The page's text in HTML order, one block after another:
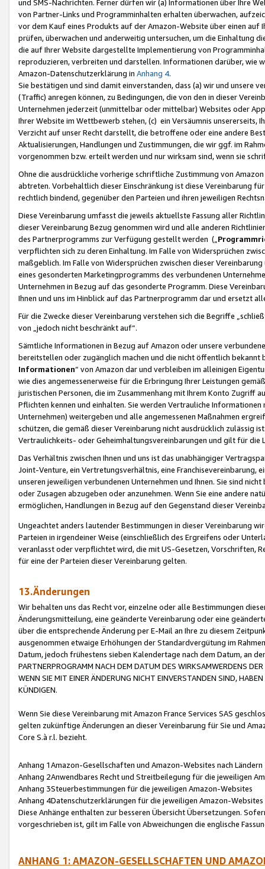
und SMS-Nachrichten. Ferner dürfen wir (a) Informationen über Ihre
von Partner-Links und Programminhalten erhalten überwachen,
vor dem Kauf eines Produkts auf der Amazon-Website über einen
prüfen, überwachen und anderweitig untersuchen, um die Einhaltung
die auf Ihrer Website dargestellte Implementierung von
reproduzieren, verbreiten und darstellen. Informationen darüber, wie
Amazon-Datenschutzerklärung in Anhang 4.
Sie bestätigen und sind damit einverstanden, dass (a) wir und
(Traffic) anregen können, zu Bedingungen, die von den in dieser
Unternehmen jederzeit (unmittelbar oder mittelbar) Websites oder
Ihrer Website im Wettbewerb stehen, (c) ein Versäumnis unsererseits,
Verzicht auf unser Recht darstellt, die betroffene oder eine andere
Aktualisierungen, Handlungen und Zustimmungen, die wir ggf. im
vorgenommen bzw. erteilt werden und nur wirksam sind, wenn sie
Ohne die ausdrückliche vorherige schriftliche Zustimmung von
abtreten. Vorbehaltlich dieser Einschränkung ist diese Vereinbarung
rechtlich bindend, gegenüber den Parteien und ihren jeweiligen
Diese Vereinbarung umfasst die jeweils aktuellste Fassung aller
dieser Vereinbarung Bezug genommen wird und alle anderen
des Partnerprogramms zur Verfügung gestellt werden („
verpflichten sich zu deren Einhaltung. Im Falle von Widersprüchen
maßgeblich. Im Falle von Widersprüchen zwischen dieser
eines gesonderten Marketingprogramms des verbundenen
Unternehmen in Bezug auf das gesonderte Programm. Diese
Ihnen und uns im Hinblick auf das Partnerprogramm dar und ersetzt
Für die Zwecke dieser Vereinbarung verstehen sich die Begriffe
von „jedoch nicht beschränkt auf“.
Sämtliche Informationen in Bezug auf Amazon oder unsere
bereitstellen oder zugänglich machen und die nicht öffentlich
Informationen“ von Amazon dar und verbleiben im alleinigen
wie dies angemessenerweise für die Erbringung Ihrer Leistungen
juristischen Personen, die im Zusammenhang mit Ihrem Konto
Pflichten kennen und einhalten. Sie werden Vertrauliche
Unternehmen) weitergeben und alle angemessenen Maßnahmen
schützen, die gemäß dieser Vereinbarung nicht ausdrücklich zulässig
Vertraulichkeits- oder Geheimhaltungsvereinbarungen und gilt für die
Das Verhältnis zwischen Ihnen und uns ist das unabhängiger
Joint-Venture, ein Vertretungsverhältnis, eine Franchisevereinbarung,
unseren jeweiligen verbundenen Unternehmen und Ihnen. Sie sind
oder Zusagen abzugeben oder anzunehmen. Wenn Sie eine andere
ermöglichen, Handlungen in Bezug auf den Gegenstand dieser
Ungeachtet anders lautender Bestimmungen in dieser Vereinbarung
Parteien in irgendeiner Weise (einschließlich des Ergreifens oder
veranlasst oder verpflichtet wird, die mit US-Gesetzen, Vorschriften,
für eine der Parteien dieser Vereinbarung gelten.
13.Änderungen
Wir behalten uns das Recht vor, einzelne oder alle Bestimmungen
Änderungsmitteilung, eine geänderte Vereinbarung oder eine
über die entsprechende Änderung per E-Mail an Ihre zu diesem
ausgenommen etwaige Erhöhungen der Standardvergütung im
Datum, jedoch frühestens sieben Kalendertage nach dem Datum, an
PARTNERPROGRAMM NACH DEM DATUM DES WIRKSAMWERDENS
WENN SIE MIT EINER ÄNDERUNG NICHT EINVERSTANDEN SIND,
KÜNDIGEN.
Wenn Sie diese Vereinbarung mit Amazon France Services SAS
gelten zukünftige Änderungen an dieser Vereinbarung für Sie und
Core S.à r.l. bezieht.
Anhang 1Amazon-Gesellschaften und Amazon-Websites nach Ländern
Anhang 2Anwendbares Recht und Streitbeilegung für die jeweiligen
Anhang 3Steuerbestimmungen für die jeweiligen Amazon-Websites
Anhang 4Datenschutzerklärungen für die jeweiligen Amazon-Websites
Diese Anhänge enthalten zur besseren Übersicht Übersetzungen.
vorgeschrieben ist, gilt im Falle von Abweichungen die englische
ANHANG 1: AMAZON-GESELLSCHAFTEN UND